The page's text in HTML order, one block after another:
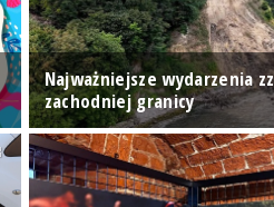
Najważniejsze wydarzenia
zachodniej granicy